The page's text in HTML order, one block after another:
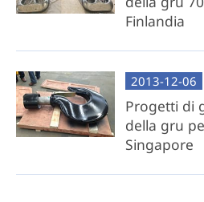
Finlandia
2013-12-06
Progetti di
della gru
Singapore